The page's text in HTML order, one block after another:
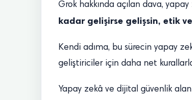
Grok hakkında açılan dava,
kadar gelişirse gelişsin, etik
Kendi adıma, bu sürecin yapay
geliştiriciler için daha net
Yapay zekâ ve dijital güvenlik